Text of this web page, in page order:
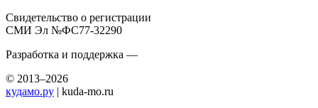
Свидетельство о регистрации
СМИ Эл №ФС77-32290
Разработка и поддержка —
© 2013–2026
кудамо.ру | kuda-mo.ru